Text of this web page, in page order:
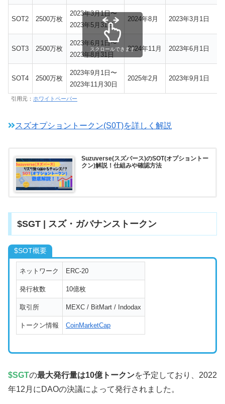
SOT2 2500万枚
2023年3月1日〜
2023年5月31日
2024年8月 2023年3月1日
SOT3 2500万枚
2023年6月1日〜
2023年8月31日
2024年11月 2023年6月1日
SOT4 2500万枚
2023年9月1日〜
2023年11月30日
2025年2月 2023年9月1日
スクロールできます
引用元： ホワイトペーパー
スズオプショントークン(S0T)を詳しく解説
Suzuverse(スズバース)のSOT(オプショントー
クン)解説！仕組みや確認方法
$SGT | スズ・ガバナンストークン
$SOT概要
ネットワーク ERC-20
発行枚数 10億枚
取引所 MEXC / BitMart / Indodax
トークン情報 CoinMarketCap
$SGTの最大発行量は10億トークンを予定しており、2022
年12月にDAOの決議によって発行されました。